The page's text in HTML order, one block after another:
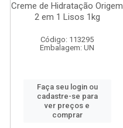
Creme de Hidratação Origem
2 em 1 Lisos 1kg
Código: 113295
Embalagem: UN
Faça seu login ou
cadastre-se para
ver preços e
comprar